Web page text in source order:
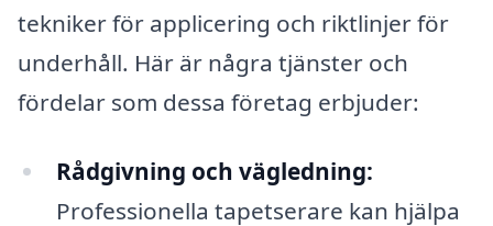
tekniker för applicering och riktlinjer för
underhåll. Här är några tjänster och
fördelar som dessa företag erbjuder:
Rådgivning och vägledning:
Professionella tapetserare kan hjälpa